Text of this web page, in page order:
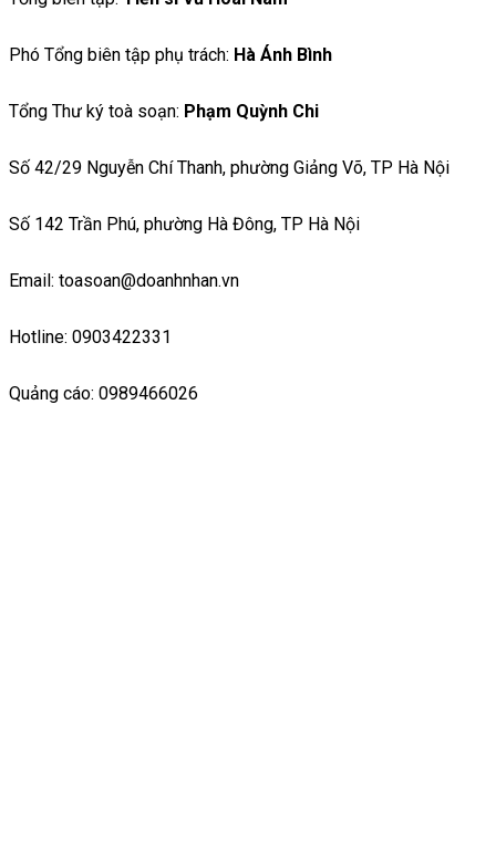
Phó Tổng biên tập phụ trách: Hà Ánh Bình
Tổng Thư ký toà soạn: Phạm Quỳnh Chi
Số 42/29 Nguyễn Chí Thanh, phường Giảng Võ, TP Hà Nội
Số 142 Trần Phú, phường Hà Đông, TP Hà Nội
Email: toasoan@doanhnhan.vn
Hotline: 0903422331
Quảng cáo: 0989466026